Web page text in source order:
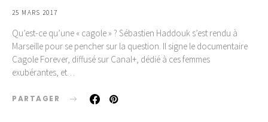
25 MARS 2017
Qu’est-ce qu’une « cagole » ? Sébastien Haddouk s’est rendu à
Marseille pour se pencher sur la question. Il signe le documentaire
Cagole Forever, diffusé sur Canal+, dédié à ces femmes
exubérantes, et…
PARTAGER